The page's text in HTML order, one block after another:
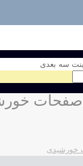
صفحات
خورشیدی